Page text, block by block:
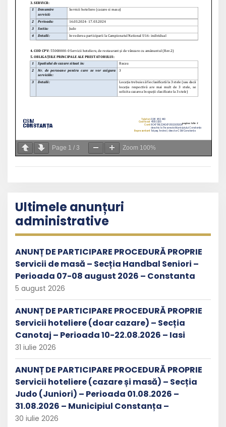
Page 1 / 3 Zoom 100%
Ultimele anunțuri
administrative
ANUNȚ DE PARTICIPARE PROCEDURĂ PROPRIE
Servicii de masă – Secția Handbal Seniori –
Perioada 07-08 august 2026 – Constanta
5 august 2026
ANUNȚ DE PARTICIPARE PROCEDURĂ PROPRIE
Servicii hoteliere (doar cazare) – Secția
Canotaj – Perioada 10-22.08.2026 – Iasi
31 iulie 2026
ANUNȚ DE PARTICIPARE PROCEDURĂ PROPRIE
Servicii hoteliere (cazare și masă) – Secția
Judo (Juniori) – Perioada 01.08.2026 –
31.08.2026 – Municipiul Constanța –
30 iulie 2026